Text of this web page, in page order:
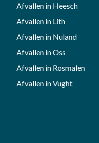
Afvallen in Heesch
Afvallen in Lith
Afvallen in Nuland
Afvallen in Oss
Afvallen in Rosmalen
Afvallen in Vught